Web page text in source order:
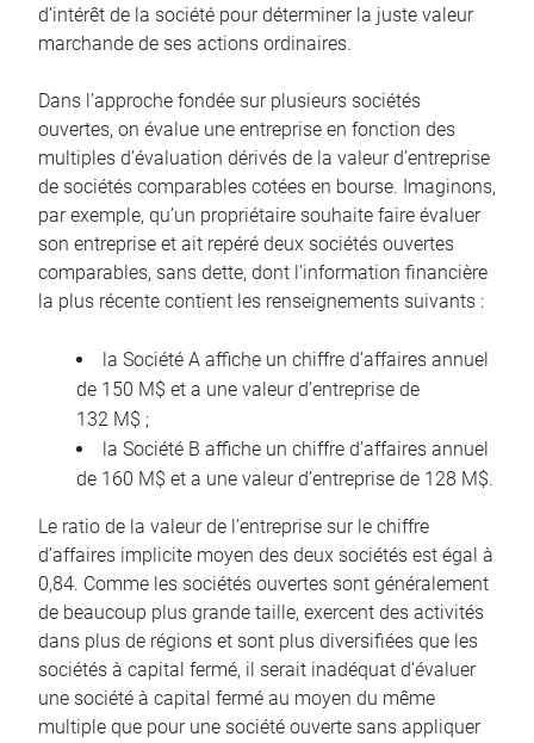
d’intérêt de la société pour déterminer la juste valeur
marchande de ses actions ordinaires.
Dans l’approche fondée sur plusieurs sociétés
ouvertes, on évalue une entreprise en fonction des
multiples d’évaluation dérivés de la valeur d’entreprise
de sociétés comparables cotées en bourse. Imaginons,
par exemple, qu’un propriétaire souhaite faire évaluer
son entreprise et ait repéré deux sociétés ouvertes
comparables, sans dette, dont l’information financière
la plus récente contient les renseignements suivants :
la Société A affiche un chiffre d’affaires annuel
de 150 M$ et a une valeur d’entreprise de
132 M$ ;
la Société B affiche un chiffre d’affaires annuel
de 160 M$ et a une valeur d’entreprise de 128 M$.
Le ratio de la valeur de l’entreprise sur le chiffre
d’affaires implicite moyen des deux sociétés est égal à
0,84. Comme les sociétés ouvertes sont généralement
de beaucoup plus grande taille, exercent des activités
dans plus de régions et sont plus diversifiées que les
sociétés à capital fermé, il serait inadéquat d’évaluer
une société à capital fermé au moyen du même
multiple que pour une société ouverte sans appliquer